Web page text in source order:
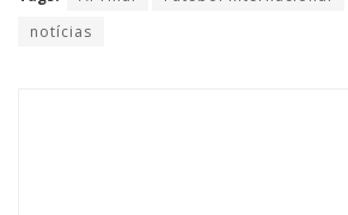
notícias